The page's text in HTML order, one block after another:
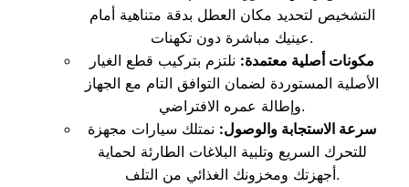
التشخيص لتحديد مكان العطل بدقة متناهية أمام
عينيك مباشرة دون تكهنات.
مكونات أصلية معتمدة: نلتزم بتركيب قطع الغيار
الأصلية المستوردة لضمان التوافق التام مع الجهاز
وإطالة عمره الافتراضي.
سرعة الاستجابة والوصول: نمتلك سيارات مجهزة
للتحرك السريع وتلبية البلاغات الطارئة لحماية
أجهزتك ومخزونك الغذائي من التلف.